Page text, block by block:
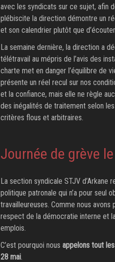
avec les syndicats sur ce sujet, afin
plébiscite la direction démontre un
et son calendrier plutôt que
La semaine dernière, la direction a
télétravail au mépris de l’avis des
charte met en danger l’équilibre de
présente un réel recul sur nos
et la confiance, mais elle ne règle
des inégalités de traitement selon
critères flous et arbitraires.
Journée de grève
La section syndicale STJV d’Arkane
politique patronale qui n’a pour seul
travailleureuses. Comme nous
respect de la démocratie interne et
emplois.
C’est pourquoi nous appelons tout
28 mai.